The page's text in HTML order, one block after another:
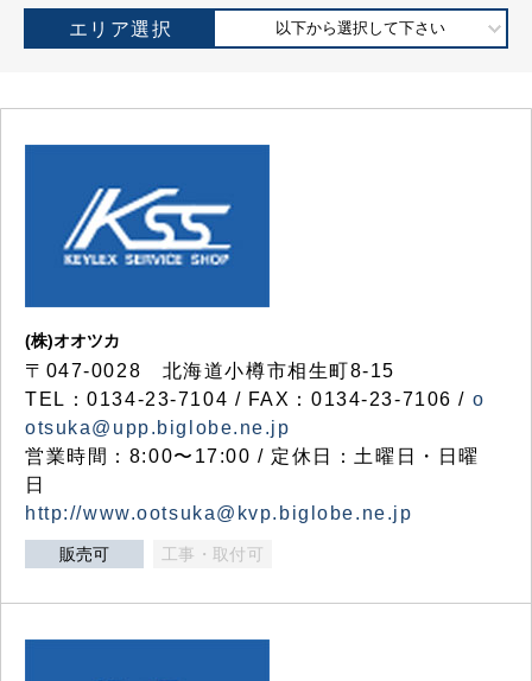
エリア選択 以下から選択して下さい
(株)オオツカ
〒047-0028 北海道小樽市相生町8-15
TEL：0134-23-7104 / FAX：0134-23-7106 / o
otsuka@upp.biglobe.ne.jp
営業時間：8:00〜17:00 / 定休日：土曜日・日曜
日
http://www.ootsuka@kvp.biglobe.ne.jp
販売可 工事・取付可